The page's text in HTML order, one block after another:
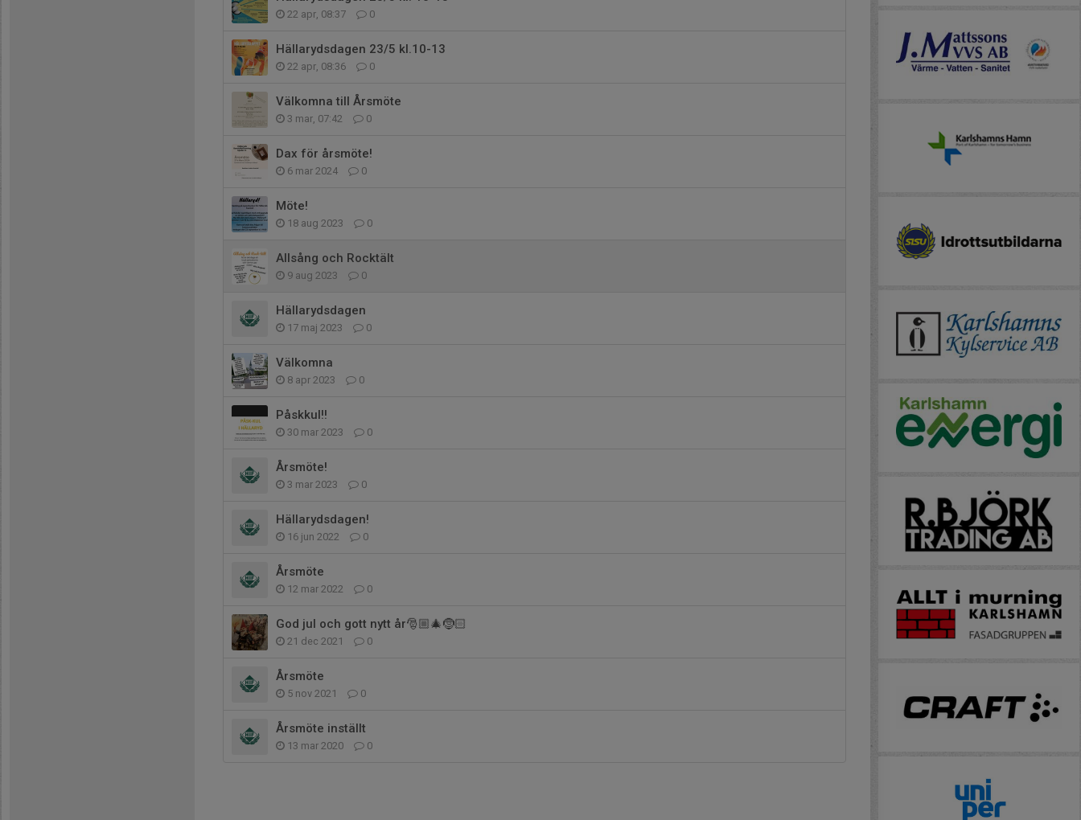
22 apr, 08:37 0
Hällarydsdagen 23/5 kl.10-13
22 apr, 08:36 0
Välkomna till Årsmöte
3 mar, 07:42 0
Dax för årsmöte!
6 mar 2024 0
Möte!
18 aug 2023 0
Allsång och Rocktält
9 aug 2023 0
Hällarydsdagen
17 maj 2023 0
Välkomna
8 apr 2023 0
Påskkul!!
30 mar 2023 0
Årsmöte!
3 mar 2023 0
Hällarydsdagen!
16 jun 2022 0
Årsmöte
12 mar 2022 0
God jul och gott nytt år🎅🏼🎄🤶🏻
21 dec 2021 0
Årsmöte
5 nov 2021 0
Årsmöte inställt
13 mar 2020 0